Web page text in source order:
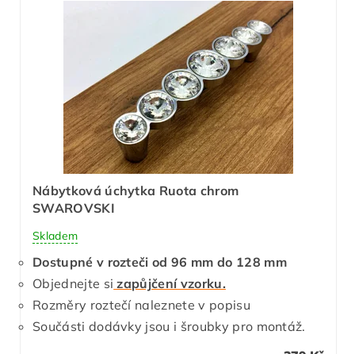
Nábytková úchytka Ruota chrom
SWAROVSKI
Skladem
Dostupné v rozteči od 96 mm do 128 mm
Objednejte si zapůjčení vzorku.
Rozměry roztečí naleznete v popisu
Součásti dodávky jsou i šroubky pro montáž.